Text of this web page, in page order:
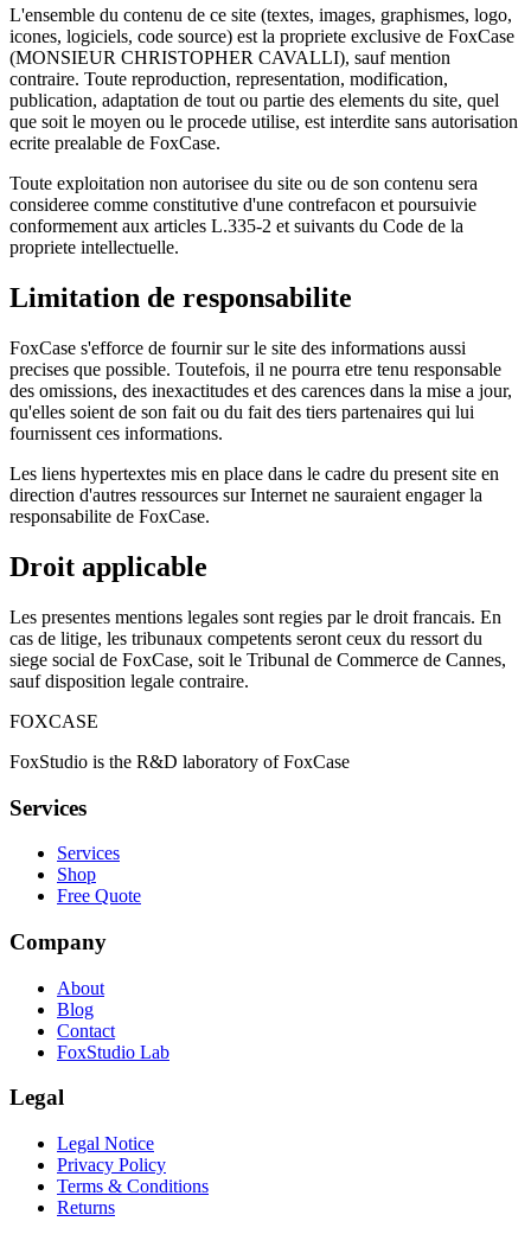
L'ensemble du contenu de ce site (textes, images, graphismes, logo,
icones, logiciels, code source) est la propriete exclusive de FoxCase
(MONSIEUR CHRISTOPHER CAVALLI), sauf mention
contraire. Toute reproduction, representation, modification,
publication, adaptation de tout ou partie des elements du site, quel
que soit le moyen ou le procede utilise, est interdite sans autorisation
ecrite prealable de FoxCase.
Toute exploitation non autorisee du site ou de son contenu sera
consideree comme constitutive d'une contrefacon et poursuivie
conformement aux articles L.335-2 et suivants du Code de la
propriete intellectuelle.
Limitation de responsabilite
FoxCase s'efforce de fournir sur le site des informations aussi
precises que possible. Toutefois, il ne pourra etre tenu responsable
des omissions, des inexactitudes et des carences dans la mise a jour,
qu'elles soient de son fait ou du fait des tiers partenaires qui lui
fournissent ces informations.
Les liens hypertextes mis en place dans le cadre du present site en
direction d'autres ressources sur Internet ne sauraient engager la
responsabilite de FoxCase.
Droit applicable
Les presentes mentions legales sont regies par le droit francais. En
cas de litige, les tribunaux competents seront ceux du ressort du
siege social de FoxCase, soit le Tribunal de Commerce de Cannes,
sauf disposition legale contraire.
FOXCASE
FoxStudio is the R&D laboratory of FoxCase
Services
Services
Shop
Free Quote
Company
About
Blog
Contact
FoxStudio Lab
Legal
Legal Notice
Privacy Policy
Terms & Conditions
Returns